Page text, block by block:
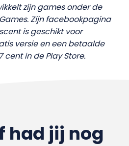
zijn games onder de
Zijn facebookpagina
is geschikt voor
versie en een betaalde
cent in de Play Store.
had jij nog